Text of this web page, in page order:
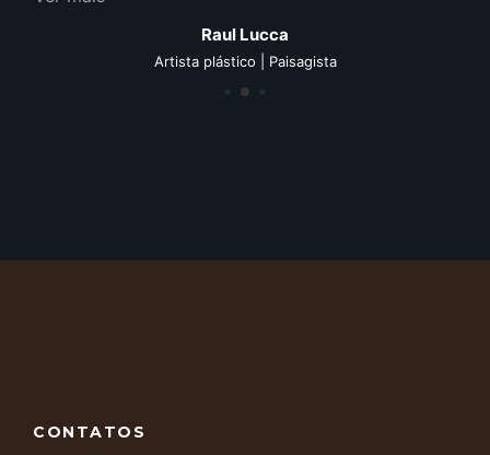
Raul Lucca
Artista plástico | Paisagista
CONTATOS